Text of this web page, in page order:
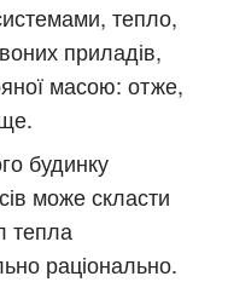
тепло,
приладів,
масою: отже,
будинку
може скласти
тепла
раціонально.